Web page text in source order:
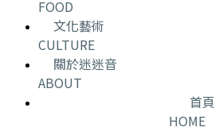
FOOD
文化藝術
CULTURE
關於迷迷音
ABOUT
首頁
HOME